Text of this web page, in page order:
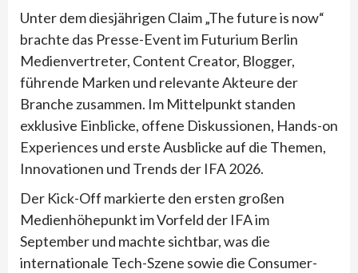
Unter dem diesjährigen Claim „The future is now“
brachte das Presse-Event im Futurium Berlin
Medienvertreter, Content Creator, Blogger,
führende Marken und relevante Akteure der
Branche zusammen. Im Mittelpunkt standen
exklusive Einblicke, offene Diskussionen, Hands-on
Experiences und erste Ausblicke auf die Themen,
Innovationen und Trends der IFA 2026.
Der Kick-Off markierte den ersten großen
Medienhöhepunkt im Vorfeld der IFA im
September und machte sichtbar, was die
internationale Tech-Szene sowie die Consumer-